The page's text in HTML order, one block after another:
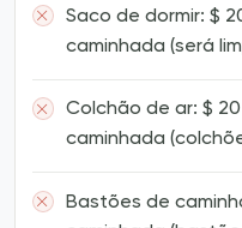
Saco de dormir: $
caminhada (será
Colchão de ar: $
caminhada
Bastões de